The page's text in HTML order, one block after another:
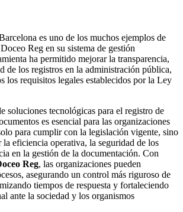
es uno de los muchos ejemplos de
Reg en su sistema de gestión
ha permitido mejorar la transparencia,
de los registros en la administración pública,
los requisitos legales establecidos por la Ley
soluciones tecnológicas para el registro de
es esencial para las organizaciones
para cumplir con la legislación vigente, sino
la eficiencia operativa, la seguridad de los
en la gestión de la documentación. Con
Reg, las organizaciones pueden
asegurando un control más riguroso de
tiempos de respuesta y fortaleciendo
ante la sociedad y los organismos